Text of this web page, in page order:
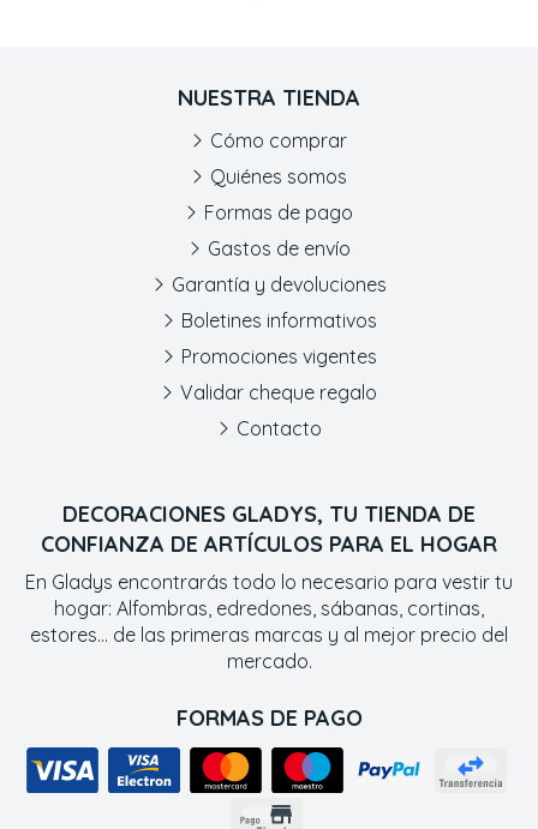
DECORACIONES GLADYS, TU TIENDA DE
CONFIANZA DE ARTÍCULOS PARA EL HOGAR
En Gladys encontrarás todo lo necesario para vestir tu
hogar: Alfombras, edredones, sábanas, cortinas,
estores... de las primeras marcas y al mejor precio del
mercado.
FORMAS DE PAGO
NUESTRA TIENDA
Cómo comprar
Quiénes somos
Formas de pago
Gastos de envío
Garantía y devoluciones
Boletines informativos
Promociones vigentes
Validar cheque regalo
Contacto